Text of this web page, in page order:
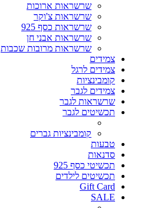
שרשראות ארוכות
שרשראות צ'וקר
שרשראות כסף 925
שרשראות אבני חן
שרשראות מרובות שכבות
צמידים
צמידים לרגל
קומבינציות
צמידים לגבר
שרשראות לגבר
תכשיטים לגבר
קומבינציות גברים
טבעות
סדנאות
תכשיטי כסף 925
תכשיטים לילדים
Gift Card
SALE